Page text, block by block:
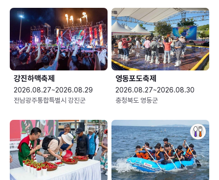
강진하맥축제
2026.08.27~2026.08.29
전남광주통합특별시 강진군
영동포도축제
2026.08.27~2026.08.30
충청북도 영동군